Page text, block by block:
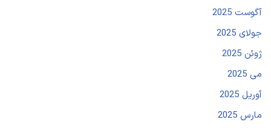
آگوست 2025
جولای 2025
ژوئن 2025
می 2025
آوریل 2025
مارس 2025